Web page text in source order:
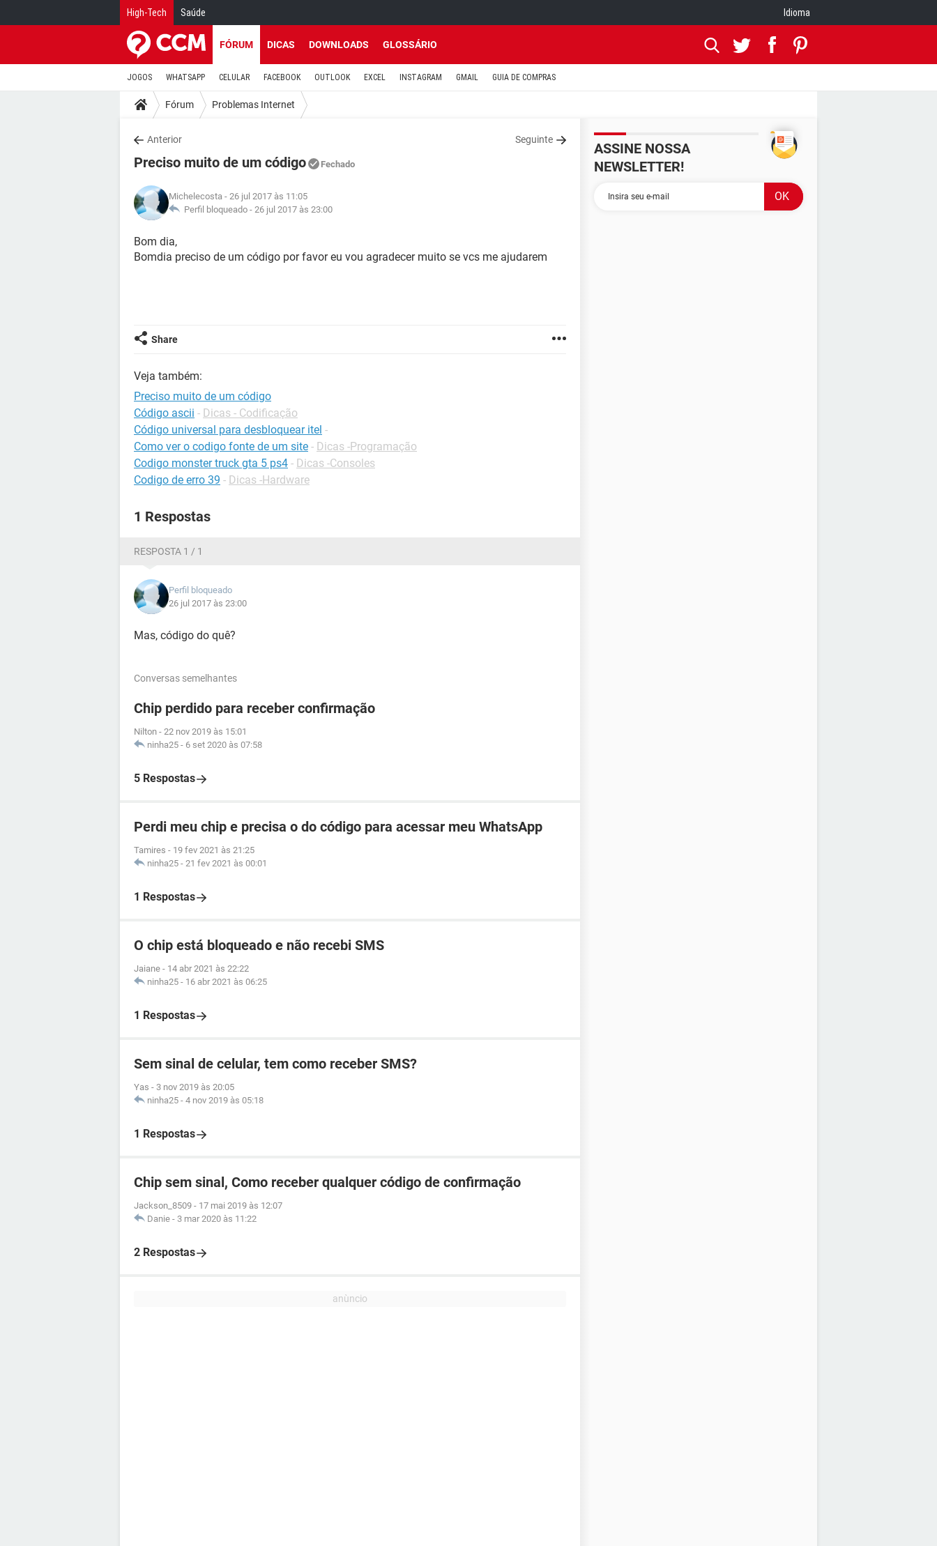
High-Tech Saúde Idioma
FÓRUM DICAS DOWNLOADS GLOSSÁRIO
JOGOS WHATSAPP CELULAR FACEBOOK OUTLOOK EXCEL INSTAGRAM GMAIL GUIA DE COMPRAS
Fórum Problemas Internet
Anterior Seguinte
Preciso muito de um código Fechado
Michelecosta - 26 jul 2017 às 11:05
Perfil bloqueado - 26 jul 2017 às 23:00
Bom dia,
Bomdia preciso de um código por favor eu vou agradecer muito se vcs me ajudarem
Share
Veja também:
Preciso muito de um código
Código ascii - Dicas - Codificação
Código universal para desbloquear itel -
Como ver o codigo fonte de um site - Dicas -Programação
Codigo monster truck gta 5 ps4 - Dicas -Consoles
Codigo de erro 39 - Dicas -Hardware
1 Respostas
RESPOSTA 1 / 1
Perfil bloqueado
26 jul 2017 às 23:00
Mas, código do quê?
Conversas semelhantes
Chip perdido para receber confirmação
Nilton - 22 nov 2019 às 15:01
ninha25 - 6 set 2020 às 07:58
5 Respostas
Perdi meu chip e precisa o do código para acessar meu WhatsApp
Tamires - 19 fev 2021 às 21:25
ninha25 - 21 fev 2021 às 00:01
1 Respostas
O chip está bloqueado e não recebi SMS
Jaiane - 14 abr 2021 às 22:22
ninha25 - 16 abr 2021 às 06:25
1 Respostas
Sem sinal de celular, tem como receber SMS?
Yas - 3 nov 2019 às 20:05
ninha25 - 4 nov 2019 às 05:18
1 Respostas
Chip sem sinal, Como receber qualquer código de confirmação
Jackson_8509 - 17 mai 2019 às 12:07
Danie - 3 mar 2020 às 11:22
2 Respostas
ASSINE NOSSA
NEWSLETTER!